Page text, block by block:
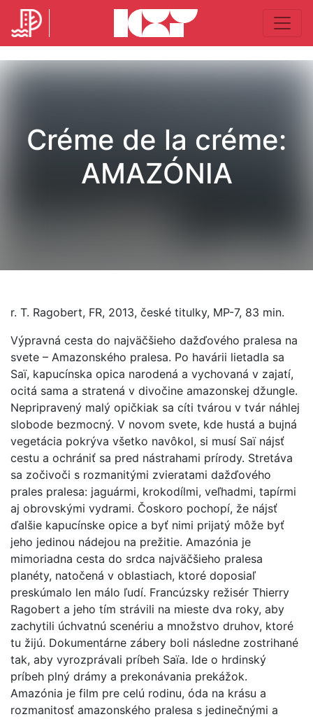
Créme de la créme:
AMAZÓNIA
r. T. Ragobert, FR, 2013, české titulky, MP-7, 83 min.
Výpravná cesta do najväčšieho dažďového pralesa na
svete – Amazonského pralesa. Po havárii lietadla sa
Saï, kapucínska opica narodená a vychovaná v zajatí,
ocitá sama a stratená v divočine amazonskej džungle.
Nepripravený malý opičkiak sa cíti tvárou v tvár náhlej
slobode bezmocný. V novom svete, kde hustá a bujná
vegetácia pokrýva všetko navôkol, si musí Saï nájsť
cestu a ochrániť sa pred nástrahami prírody. Stretáva
sa zočivoči s rozmanitými zvieratami dažďového
prales pralesa: jaguármi, krokodílmi, veľhadmi, tapírmi
aj obrovskými vydrami. Čoskoro pochopí, že nájsť
ďalšie kapucínske opice a byť nimi prijatý môže byť
jeho jedinou nádejou na prežitie. Amazónia je
mimoriadna cesta do srdca najväčšieho pralesa
planéty, natočená v oblastiach, ktoré doposiaľ
preskúmalo len málo ľudí. Francúzsky režisér Thierry
Ragobert a jeho tím strávili na mieste dva roky, aby
zachytili úchvatnú scenériu a množstvo druhov, ktoré
tu žijú. Dokumentárne zábery boli následne zostrihané
tak, aby vyrozprávali príbeh Saïa. Ide o hrdinský
príbeh plný drámy a prekonávania prekážok.
Amazónia je film pre celú rodinu, óda na krásu a
rozmanitosť amazonského pralesa s jedinečnými a